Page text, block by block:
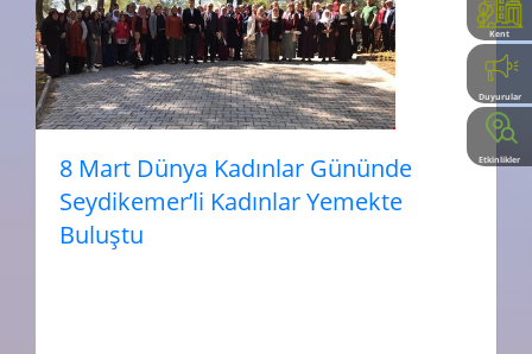
Kent
Rehberi
Duyurular
Etkinlikler
8 Mart Dünya Kadınlar Gününde
Seydikemer’li Kadınlar Yemekte
Buluştu